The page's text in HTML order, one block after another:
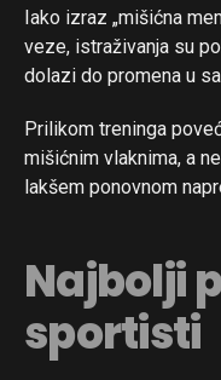
Iako izraz „mišićna
veze, istraživanja su
dolazi do promena u
Prilikom treninga
mišićnim vlaknima, a
lakšem ponovnom
Najbolji
sportisti